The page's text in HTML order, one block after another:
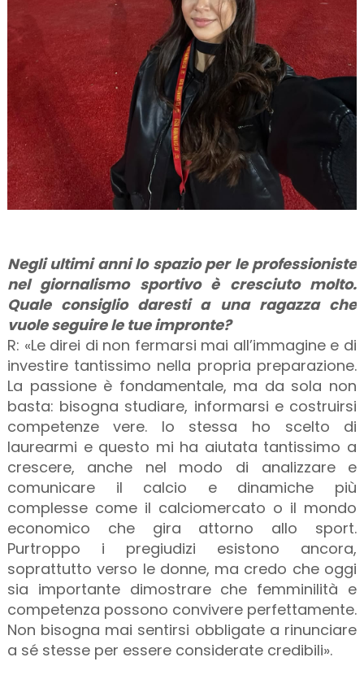
Negli ultimi anni lo spazio per le professioniste
nel giornalismo sportivo è cresciuto molto.
Quale consiglio daresti a una ragazza che
vuole seguire le tue impronte?
R: «Le direi di non fermarsi mai all’immagine e di
investire tantissimo nella propria preparazione.
La passione è fondamentale, ma da sola non
basta: bisogna studiare, informarsi e costruirsi
competenze vere. Io stessa ho scelto di
laurearmi e questo mi ha aiutata tantissimo a
crescere, anche nel modo di analizzare e
comunicare il calcio e dinamiche più
complesse come il calciomercato o il mondo
economico che gira attorno allo sport.
Purtroppo i pregiudizi esistono ancora,
soprattutto verso le donne, ma credo che oggi
sia importante dimostrare che femminilità e
competenza possono convivere perfettamente.
Non bisogna mai sentirsi obbligate a rinunciare
a sé stesse per essere considerate credibili».